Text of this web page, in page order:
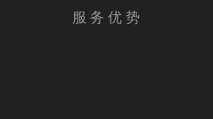
服 务 优 势